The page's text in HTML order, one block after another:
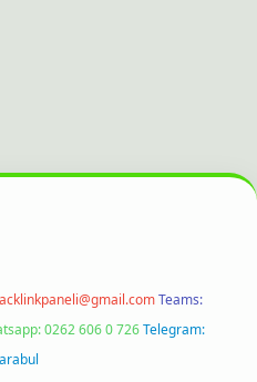
Teams:
0262 606 0 726Telegram: